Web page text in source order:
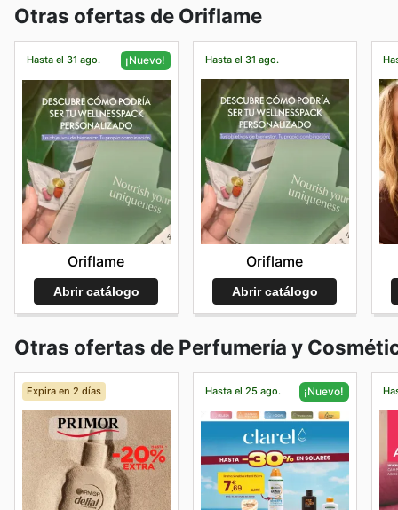
Otras ofertas de Oriflame
Hasta el 31 ago. ¡Nuevo!
Oriflame
Abrir catálogo
Hasta el 31 ago.
Oriflame
Abrir catálogo
Otras ofertas de Perfumería y
Expira en 2 días Hasta el 25 ago. ¡Nuevo!